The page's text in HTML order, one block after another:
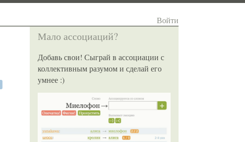
Войти
Мало ассоциаций?
Добавь свои! Сыграй в ассоциации с
коллективным разумом и сделай его
умнее :)